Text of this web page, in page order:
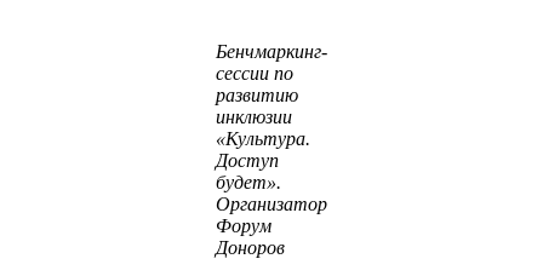
Бенчмаркинг-
сессии по
развитию
инклюзии
«Культура.
Доступ
будет».
Организатор
Форум
Доноров